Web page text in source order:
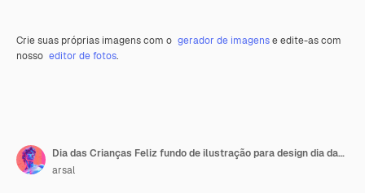
Crie suas próprias imagens com o gerador de imagense edite-as com
nosso editor de fotos.
Dia das Crianças Feliz fundo de ilustração para design dia das crianças post com texto dia das crianças
arsal